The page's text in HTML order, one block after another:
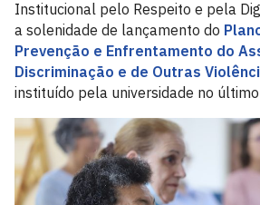
Institucional pelo Respeito e pela
a solenidade de lançamento do
Prevenção e Enfrentamento do
Discriminação e de Outras
instituído pela universidade no